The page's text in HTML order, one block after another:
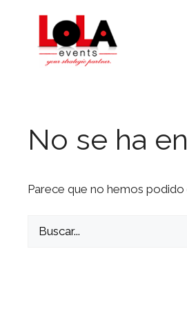
contenido
No se ha
Parece que no hemos